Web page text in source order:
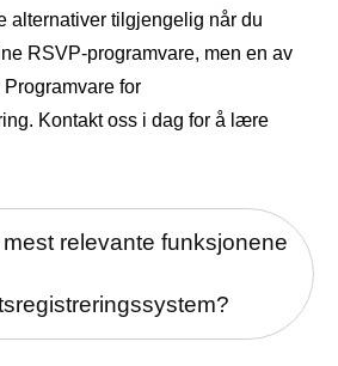
alternativer tilgjengelig når du
RSVP-programvare, men en av
for
Kontakt oss i dag for å lære
relevante funksjonene